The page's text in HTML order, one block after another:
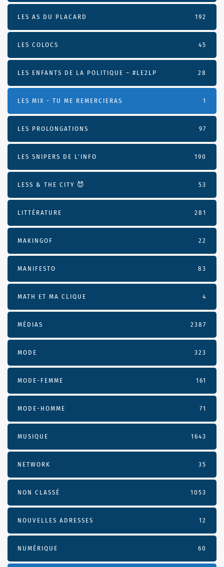
LES AS DU PLACARD 192
LES COLOCS 45
LES ENFANTS DE LA POLITIQUE – #LE2LP 28
LES MIX - TU ME REMERCIERAS 1
LES PROLONGATIONS 97
LES SNIPERS DE L’INFO 190
LESS & THE CITY 😈 53
LITTÉRATURE 281
MAKINGOF 22
MANIFESTO 83
MATH ET MA CLIQUE 4
MÉDIAS 2387
MODE 323
MODE-FEMME 161
MODE-HOMME 71
MUSIQUE 1643
NETWORK 35
NON CLASSÉ 1053
NOUVELLES ADRESSES 12
NUMÉRIQUE 60